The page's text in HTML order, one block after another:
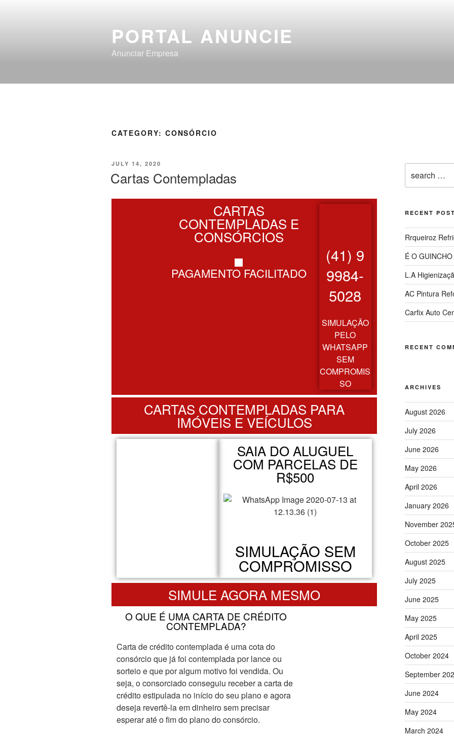
PORTAL ANUNCIE
Anunciar Empresa
CATEGORY: CONSÓRCIO
JULY 14, 2020
Cartas Contempladas
CARTAS
CONTEMPLADAS E
CONSÓRCIOS
PAGAMENTO FACILITADO
(41) 9
9984-
5028
SIMULAÇÃO
PELO
WHATSAPP
SEM
COMPROMIS
SO
CARTAS CONTEMPLADAS PARA
IMÓVEIS E VEÍCULOS
SAIA DO ALUGUEL
COM PARCELAS DE
R$500
SIMULAÇÃO SEM
COMPROMISSO
SIMULE AGORA MESMO
O QUE É UMA CARTA DE CRÉDITO
CONTEMPLADA?
Carta de crédito contemplada é uma cota do
consórcio que já foi contemplada por lance ou
sorteio e que por algum motivo foi vendida. Ou
seja, o consorciado conseguiu receber a carta de
crédito estipulada no início do seu plano e agora
deseja revertê-la em dinheiro sem precisar
esperar até o fim do plano do consórcio.
RECENT
Rrqueiroz
É O GUINCHO
L.A
AC Pintura
Carfix Auto
RECENT
ARCHIVES
August 2026
July 2026
June 2026
May 2026
April 2026
January 2026
November
October 2025
August 2025
July 2025
June 2025
May 2025
April 2025
October 2024
September
June 2024
May 2024
March 2024